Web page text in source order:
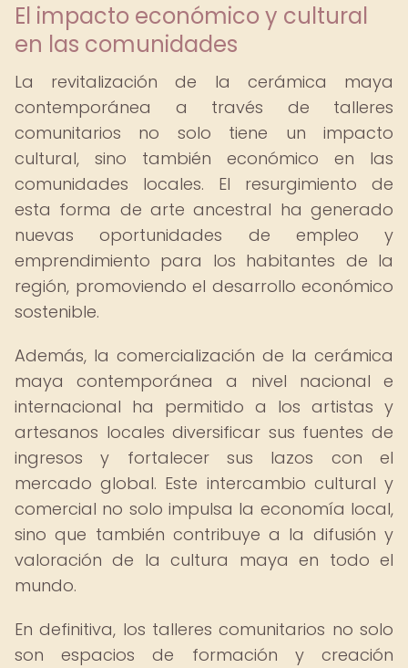
El impacto económico y cultural
en las comunidades
La revitalización de la cerámica maya
contemporánea a través de talleres
comunitarios no solo tiene un impacto
cultural, sino también económico en las
comunidades locales. El resurgimiento de
esta forma de arte ancestral ha generado
nuevas oportunidades de empleo y
emprendimiento para los habitantes de la
región, promoviendo el desarrollo económico
sostenible.
Además, la comercialización de la cerámica
maya contemporánea a nivel nacional e
internacional ha permitido a los artistas y
artesanos locales diversificar sus fuentes de
ingresos y fortalecer sus lazos con el
mercado global. Este intercambio cultural y
comercial no solo impulsa la economía local,
sino que también contribuye a la difusión y
valoración de la cultura maya en todo el
mundo.
En definitiva, los talleres comunitarios no solo
son espacios de formación y creación